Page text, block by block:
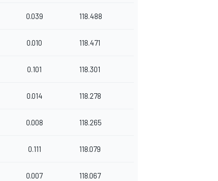
0.039 118.488
0.010 118.471
0.101 118.301
0.014 118.278
0.008 118.265
0.111 118.079
0.007 118.067